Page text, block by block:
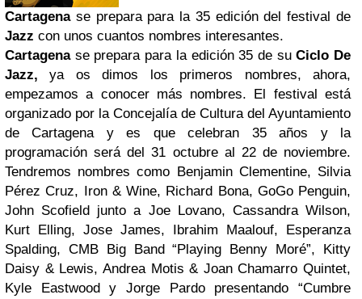
Cartagena se prepara para la 35 edición del festival de
Jazz con unos cuantos nombres interesantes.
Cartagena se prepara para la edición 35 de suCiclo De
Jazz,ya os dimos los primeros nombres, ahora,
empezamos a conocer más nombres. El festival está
organizado por la Concejalía de Cultura del Ayuntamiento
de Cartagena y es que celebran 35 años y la
programación será del 31 octubre al 22 de noviembre.
Tendremos nombres como Benjamin Clementine, Silvia
Pérez Cruz, Iron & Wine, Richard Bona, GoGo Penguin,
John Scofield junto a Joe Lovano, Cassandra Wilson,
Kurt Elling, Jose James, Ibrahim Maalouf, Esperanza
Spalding, CMB Big Band “Playing Benny Moré”, Kitty
Daisy & Lewis, Andrea Motis & Joan Chamarro Quintet,
Kyle Eastwood y Jorge Pardo presentando “Cumbre